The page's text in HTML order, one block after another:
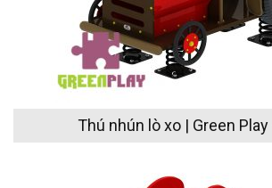
Thú nhún lò xo | Green